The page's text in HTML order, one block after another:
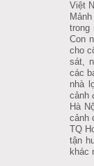
Việt
M
trong
Con
cho
sát,
các
nhà
cảnh
Hà
cảnh
TQ
tận
khác